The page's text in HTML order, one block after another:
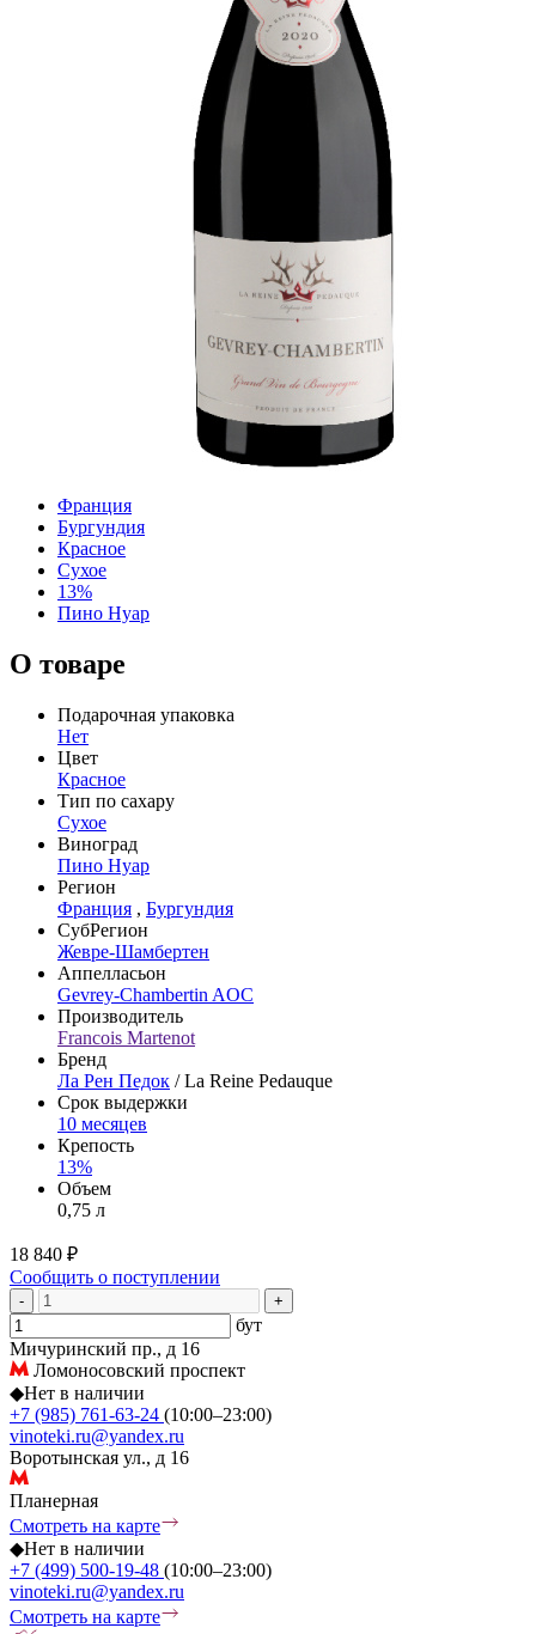
Франция
Бургундия
Красное
Сухое
13%
Пино Нуар
О товаре
Подарочная упаковка
Нет
Цвет
Красное
Тип по сахару
Сухое
Виноград
Пино Нуар
Регион
Франция , Бургундия
СубРегион
Жевре-Шамбертен
Аппелласьон
Gevrey-Chambertin AOC
Производитель
Francois Martenot
Бренд
Ла Рен Педок / La Reine Pedauque
Срок выдержки
10 месяцев
Крепость
13%
Объем
0,75 л
18 840 ₽
Сообщить о поступлении
- +
бут
Мичуринский пр., д 16
Ломоносовский проспект
◆Нет в наличии
+7 (985) 761-63-24 (10:00–23:00)
vinoteki.ru@yandex.ru
Воротынская ул., д 16
Планерная
Смотреть на карте
◆Нет в наличии
+7 (499) 500-19-48 (10:00–23:00)
vinoteki.ru@yandex.ru
Смотреть на карте